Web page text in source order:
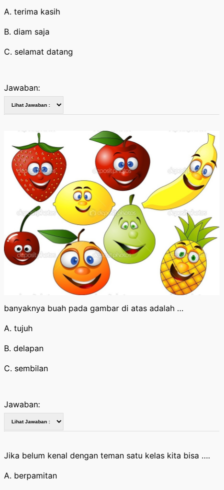
A. terima kasih
B. diam saja
C. selamat datang
Jawaban:
banyaknya buah pada gambar di atas adalah …
A. tujuh
B. delapan
C. sembilan
Jawaban:
Jika belum kenal dengan teman satu kelas kita bisa ….
A. berpamitan